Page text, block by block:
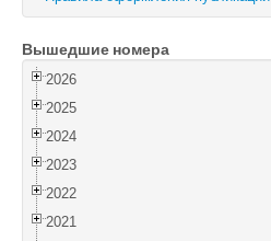
Поиск
Войти
Вышедшие номера
2026
2025
2024
2023
2022
2021